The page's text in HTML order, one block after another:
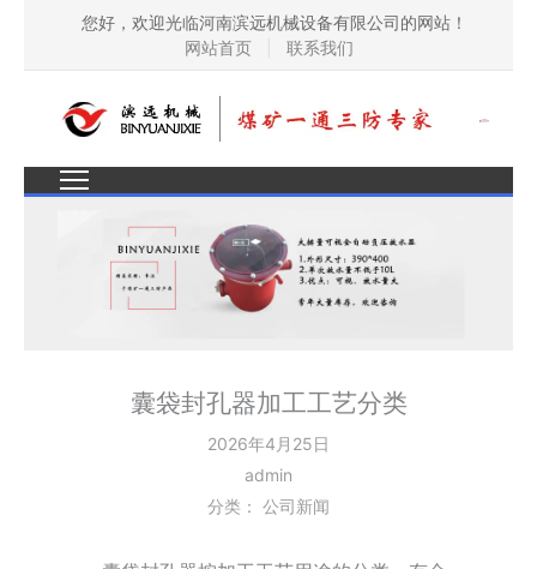
您好，欢迎光临河南滨远机械设备有限公司的网站！
网站首页
联系我们
囊袋封孔器加工工艺分类
2026年4月25日
admin
分类： 公司新闻